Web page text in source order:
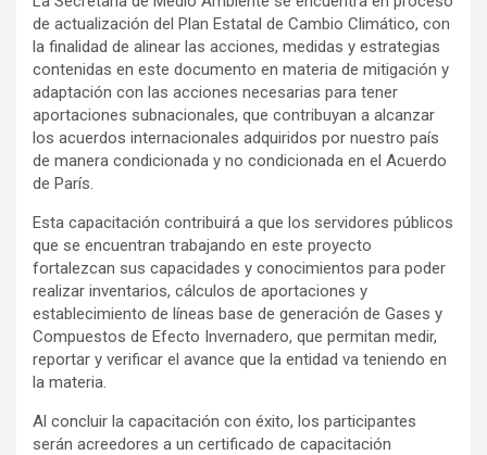
de actualización del Plan Estatal de Cambio Climático, con
la finalidad de alinear las acciones, medidas y estrategias
contenidas en este documento en materia de mitigación y
adaptación con las acciones necesarias para tener
aportaciones subnacionales, que contribuyan a alcanzar
los acuerdos internacionales adquiridos por nuestro país
de manera condicionada y no condicionada en el Acuerdo
de París.
Esta capacitación contribuirá a que los servidores públicos
que se encuentran trabajando en este proyecto
fortalezcan sus capacidades y conocimientos para poder
realizar inventarios, cálculos de aportaciones y
establecimiento de líneas base de generación de Gases y
Compuestos de Efecto Invernadero, que permitan medir,
reportar y verificar el avance que la entidad va teniendo en
la materia.
Al concluir la capacitación con éxito, los participantes
serán acreedores a un certificado de capacitación